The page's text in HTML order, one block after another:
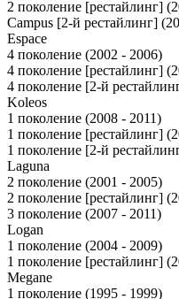
2 поколение [рестайлинг]
Campus [2-й рестайлинг]
Espace
4 поколение (2002 - 2006)
4 поколение [рестайлинг]
4 поколение [2-й
Koleos
1 поколение (2008 - 2011)
1 поколение [рестайлинг]
1 поколение [2-й
Laguna
2 поколение (2001 - 2005)
2 поколение [рестайлинг]
3 поколение (2007 - 2011)
Logan
1 поколение (2004 - 2009)
1 поколение [рестайлинг]
Megane
1 поколение (1995 - 1999)